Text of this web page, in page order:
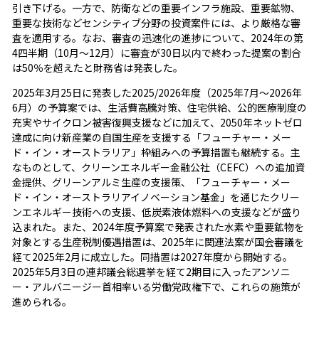
引き下げる。一方で、防衛などの重要インフラ施設、重要鉱物、
重要な技術などセンシティブ分野の投資案件には、より厳格な審
査を適用する。なお、審査の迅速化の進捗について、2024年の第
4四半期（10月～12月）に審査が30日以内で終わった提案の割合
は50％を超えたと財務省は発表した。
2025年3月25日に発表した2025/2026年度（2025年7月～2026年
6月）の予算案では、生活費高騰対策、住宅供給、公的医療制度の
充実やサイクロン被害復興支援などに加えて、2050年ネットゼロ
達成に向け新産業の自国生産を支援する「フューチャー・メー
ド・イン・オーストラリア」枠組みへの予算措置も継続する。主
なものとして、クリーンエネルギー金融公社（CEFC）への追加資
金提供、グリーンアルミ生産の支援策、「フューチャー・メー
ド・イン・オーストラリアイノベーション基金」を通じたクリー
ンエネルギー技術への支援、低炭素液体燃料への支援などが盛り
込まれた。また、2024年度予算案で発表された水素や重要鉱物を
対象とする生産税制優遇措置は、2025年に関連法案が国会審議を
経て2025年2月に成立した。同措置は2027年度から開始する。
2025年5月3日の連邦議会総選挙を経て2期目に入ったアンソニ
ー・アルバニージー首相率いる労働党政権下で、これらの施策が
進められる。